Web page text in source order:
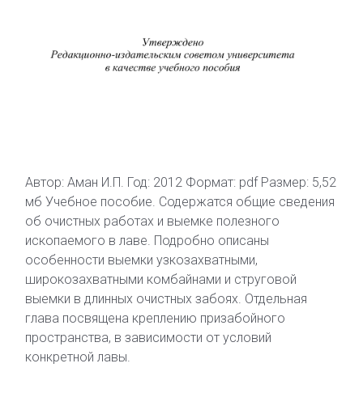
Автор: Аман И.П. Год: 2012 Формат: pdf Размер: 5,52
мб Учебное пособие. Содержатся общие сведения
об очистных работах и выемке полезного
ископаемого в лаве. Подробно описаны
особенности выемки узкозахватными,
широкозахватными комбайнами и струговой
выемки в длинных очистных забоях. Отдельная
глава посвящена креплению призабойного
пространства, в зависимости от условий
конкретной лавы.